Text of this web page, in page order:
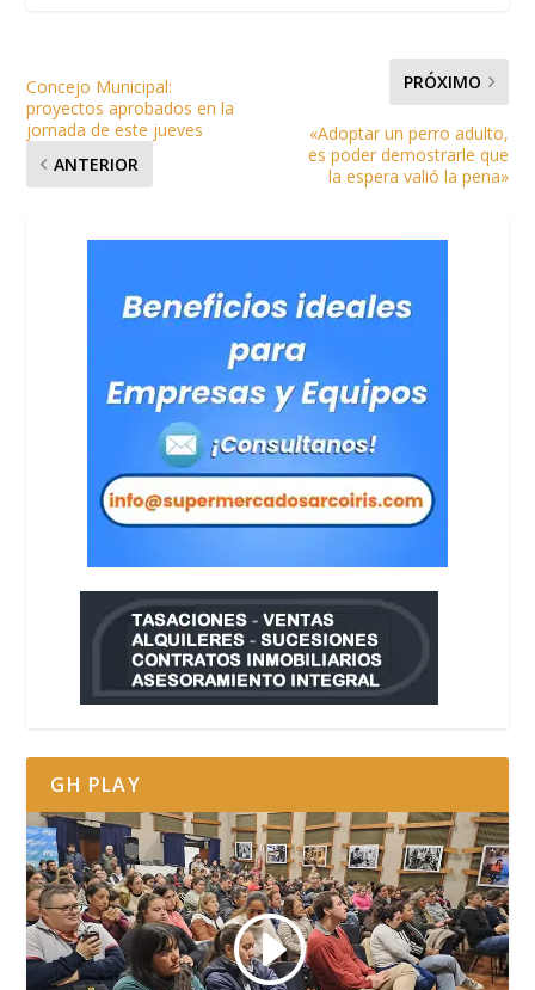
Concejo Municipal:
proyectos aprobados en la
jornada de este jueves
ANTERIOR
PRÓXIMO
«Adoptar un perro adulto,
es poder demostrarle que
la espera valió la pena»
GH PLAY